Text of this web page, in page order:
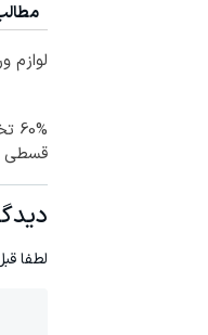
قسطی
لطفا